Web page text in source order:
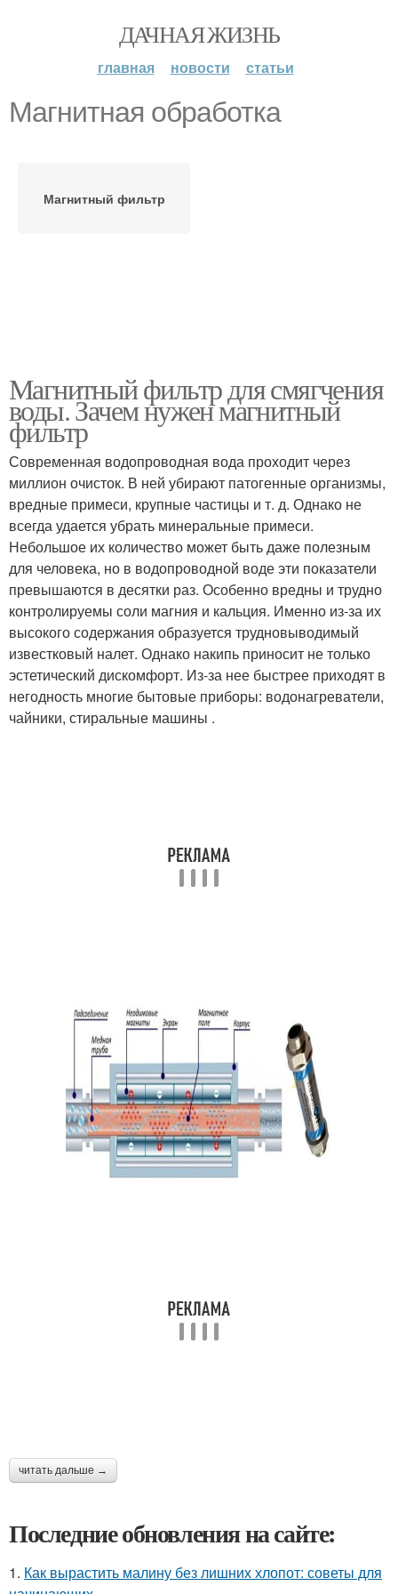
ДАЧНАЯ ЖИЗНЬ
главная новости статьи
Магнитная обработка
Магнитный фильтр
Магнитный фильтр для смягчения
воды. Зачем нужен магнитный
фильтр
Современная водопроводная вода проходит через
миллион очисток. В ней убирают патогенные организмы,
вредные примеси, крупные частицы и т. д. Однако не
всегда удается убрать минеральные примеси.
Небольшое их количество может быть даже полезным
для человека, но в водопроводной воде эти показатели
превышаются в десятки раз. Особенно вредны и трудно
контролируемы соли магния и кальция. Именно из-за их
высокого содержания образуется трудновыводимый
известковый налет. Однако накипь приносит не только
эстетический дискомфорт. Из-за нее быстрее приходят в
негодность многие бытовые приборы: водонагреватели,
чайники, стиральные машины .
читать дальше →
Последние обновления на сайте:
1. Как вырастить малину без лишних хлопот: советы для